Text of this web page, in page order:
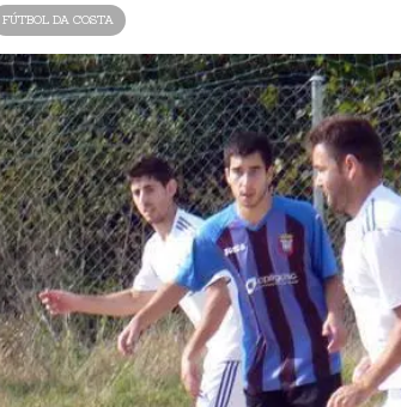
FÚTBOL DA COSTA